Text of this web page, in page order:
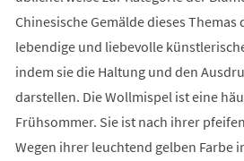
Chinesische Gemälde dieses
lebendige und liebevolle
indem sie die Haltung und den
darstellen. Die Wollmispel ist eine
Frühsommer. Sie ist nach ihrer
Wegen ihrer leuchtend gelben Farbe